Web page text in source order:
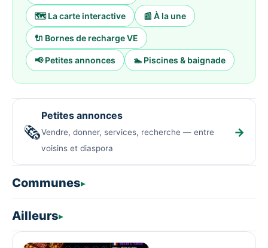
🗺️ La carte interactive 📰 À la une
🔌 Bornes de recharge VE
📢 Petites annonces 🏊 Piscines & baignade
🗞️
Petites annonces
Vendre, donner, services, recherche — entre
voisins et diaspora
→
Communes
Ailleurs